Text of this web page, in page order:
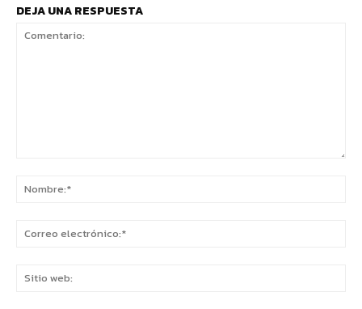
DEJA UNA RESPUESTA